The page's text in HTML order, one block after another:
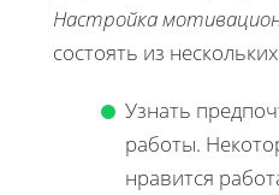
Настройка
состоять из
Узнать
работы.
нравится